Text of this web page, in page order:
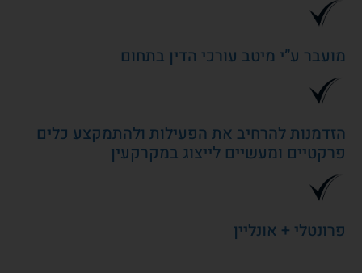
מועבר ע”י מיטב עורכי הדין בתחום
הזדמנות להרחיב את הפעילות ולהתמקצע כלים
פרקטיים ומעשיים לייצוג במקרקעין
פרונטלי + אונליין